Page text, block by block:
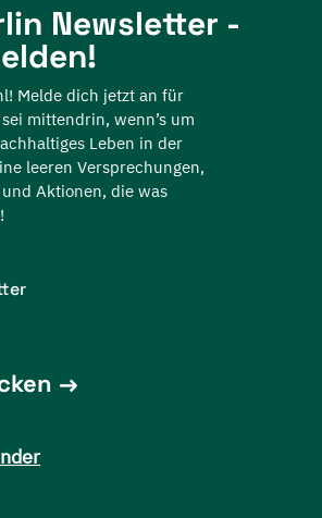
Newsletter -
Melde dich jetzt an für
mittendrin, wenn’s um
Leben in der
leeren Versprechungen,
Aktionen, die was